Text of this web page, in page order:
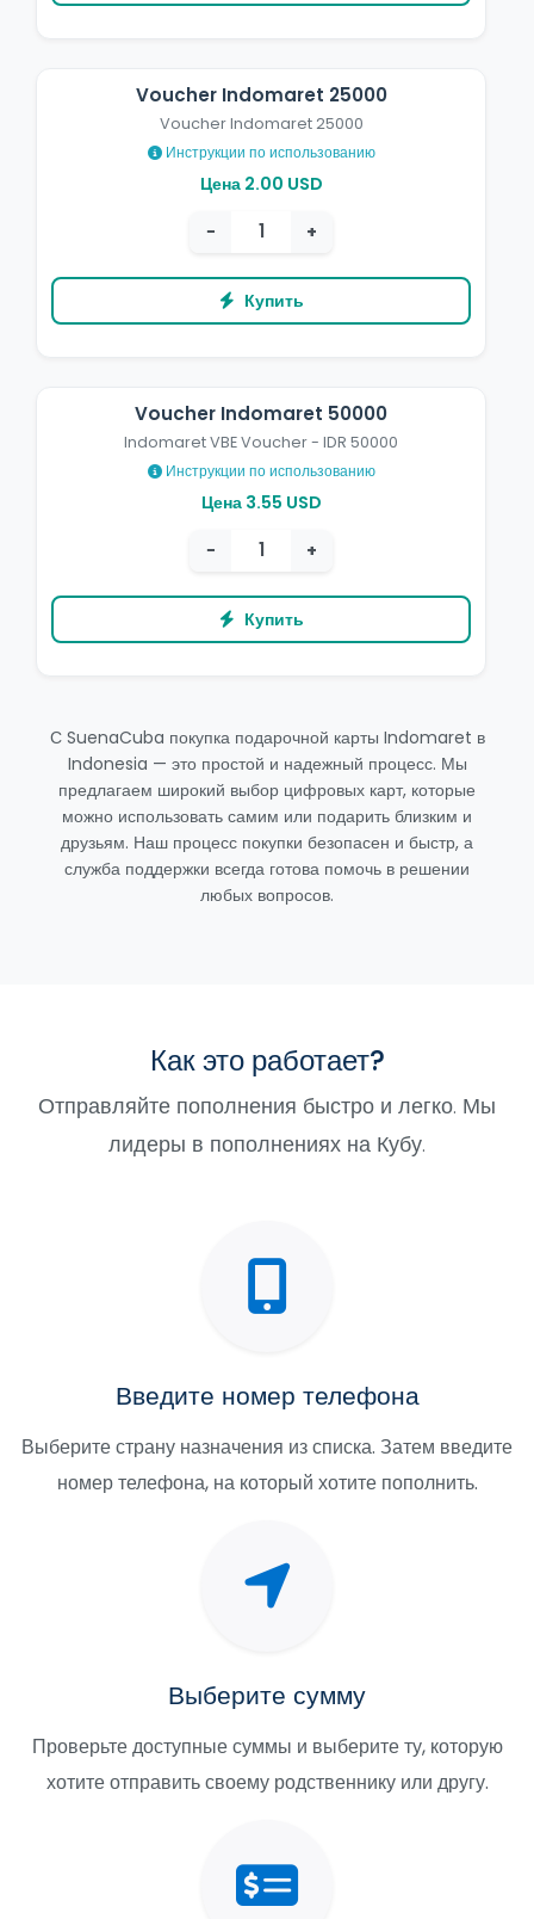
Voucher Indomaret 25000
Voucher Indomaret 25000
Инструкции по использованию
Цена 2.00 USD
−
+
Купить
Voucher Indomaret 50000
Indomaret VBE Voucher - IDR 50000
Инструкции по использованию
Цена 3.55 USD
−
+
Купить
С SuenaCuba покупка подарочной карты Indomaret в
Indonesia — это простой и надежный процесс. Мы
предлагаем широкий выбор цифровых карт, которые
можно использовать самим или подарить близким и
друзьям. Наш процесс покупки безопасен и быстр, а
служба поддержки всегда готова помочь в решении
любых вопросов.
Как это работает?
Отправляйте пополнения быстро и легко. Мы
лидеры в пополнениях на Кубу.
Введите номер телефона
Выберите страну назначения из списка. Затем введите
номер телефона, на который хотите пополнить.
Выберите сумму
Проверьте доступные суммы и выберите ту, которую
хотите отправить своему родственнику или другу.